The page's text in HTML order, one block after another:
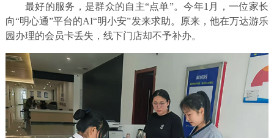
最好的服务，是群众的自主“点单”。今年1月，一位家长
向“明心通”平台的AI“明小安”发来求助。原来，他在万达游乐
园办理的会员卡丢失，线下门店却不予补办。